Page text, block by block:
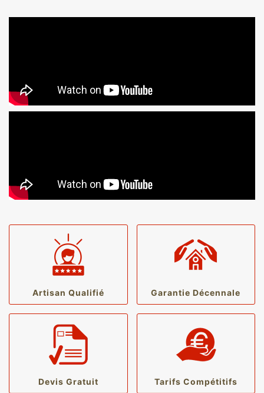
Artisan Qualifié Garantie Décennale
Devis Gratuit Tarifs Compétitifs